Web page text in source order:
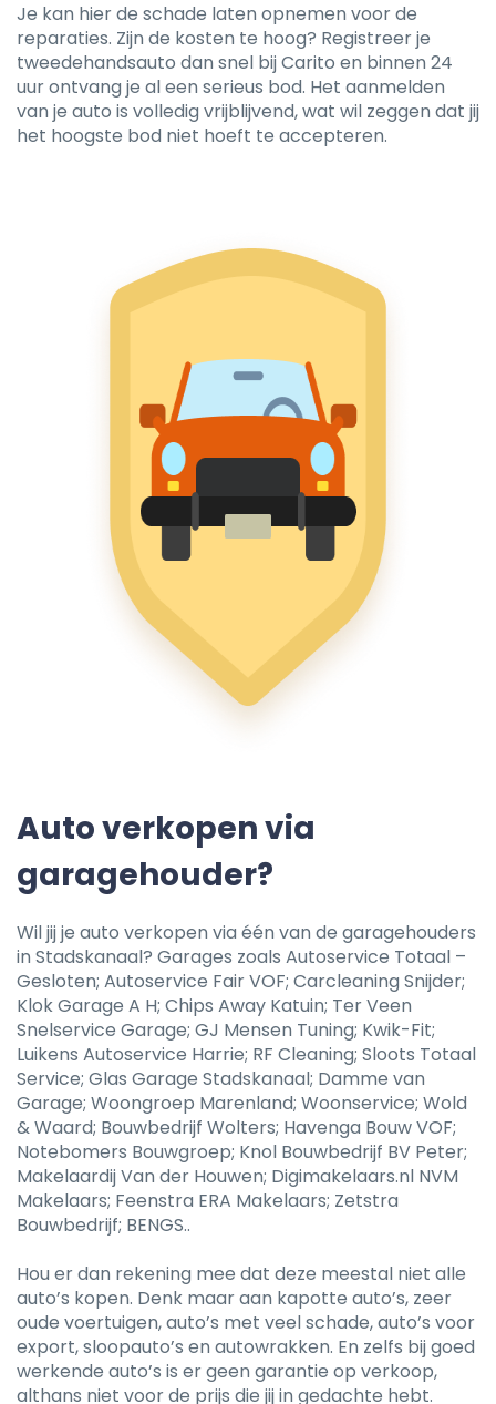
Je kan hier de schade laten opnemen voor de
reparaties. Zijn de kosten te hoog? Registreer je
tweedehandsauto dan snel bij Carito en binnen 24
uur ontvang je al een serieus bod. Het aanmelden
van je auto is volledig vrijblijvend, wat wil zeggen dat jij
het hoogste bod niet hoeft te accepteren.
Auto verkopen via
garagehouder?
Wil jij je auto verkopen via één van de garagehouders
in Stadskanaal? Garages zoals Autoservice Totaal –
Gesloten; Autoservice Fair VOF; Carcleaning Snijder;
Klok Garage A H; Chips Away Katuin; Ter Veen
Snelservice Garage; GJ Mensen Tuning; Kwik-Fit;
Luikens Autoservice Harrie; RF Cleaning; Sloots Totaal
Service; Glas Garage Stadskanaal; Damme van
Garage; Woongroep Marenland; Woonservice; Wold
& Waard; Bouwbedrijf Wolters; Havenga Bouw VOF;
Notebomers Bouwgroep; Knol Bouwbedrijf BV Peter;
Makelaardij Van der Houwen; Digimakelaars.nl NVM
Makelaars; Feenstra ERA Makelaars; Zetstra
Bouwbedrijf; BENGS..
Hou er dan rekening mee dat deze meestal niet alle
auto’s kopen. Denk maar aan kapotte auto’s, zeer
oude voertuigen, auto’s met veel schade, auto’s voor
export, sloopauto’s en autowrakken. En zelfs bij goed
werkende auto’s is er geen garantie op verkoop,
althans niet voor de prijs die jij in gedachte hebt.